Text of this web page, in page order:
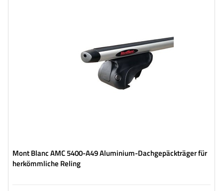
Mont Blanc AMC 5400-A49 Aluminium-Dachgepäckträger für
herkömmliche Reling